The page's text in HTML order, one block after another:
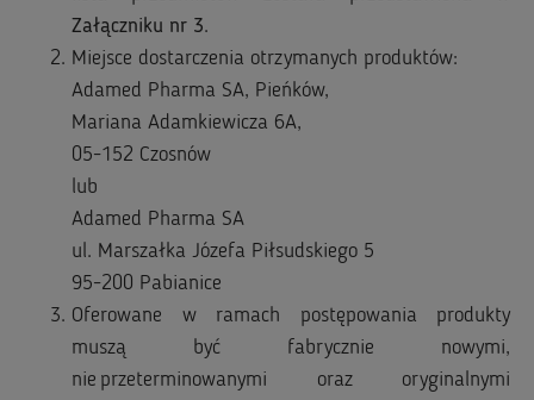
Załączniku nr 3.
Miejsce dostarczenia otrzymanych produktów:
Adamed Pharma SA, Pieńków,
Mariana Adamkiewicza 6A,
05-152 Czosnów
lub
Adamed Pharma SA
ul. Marszałka Józefa Piłsudskiego 5
95-200 Pabianice
Oferowane w ramach postępowania produkty
muszą być fabrycznie nowymi,
nie przeterminowanymi oraz oryginalnymi